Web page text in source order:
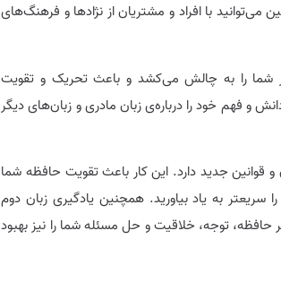
با افراد و مشتریان از نژادها و فرهنگ‌های
شما را به چالش می‌کشد و باعث تحریک و تقویت
فهم خود را درباره‌ی زبان مادری و زبان‌های دیگر
و قوانین جدید دارد. این کار باعث تقویت حافظه شما
به یاد بیاورید. همچنین یادگیری زبان دوم
حافظه، توجه، خلاقیت و حل مسئله شما را نیز بهبود